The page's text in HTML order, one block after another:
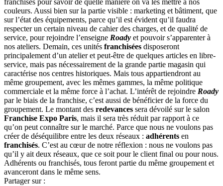
franchisés pour savoir de quelle manière on va les mettre à nos
couleurs. Aussi bien sur la partie visible : marketing et bâtiment, que
sur l’état des équipements, parce qu’il est évident qu’il faudra
respecter un certain niveau de cahier des charges, et de qualité de
service, pour rejoindre l’enseigne Roady et pouvoir s’apparenter à
nos ateliers. Demain, ces unités franchisées disposeront
principalement d’un atelier et peut-être de quelques articles en libre-
service, mais pas nécessairement de la grande partie magasin qui
caractérise nos centres historiques. Mais tous appartiendront au
même groupement, avec les mêmes gammes, la même politique
commerciale et la même force à l’achat. L’intérêt de rejoindre Roady
par le biais de la franchise, c’est aussi de bénéficier de la force du
groupement. Le montant des redevances sera dévoilé sur le salon
Franchise Expo Paris, mais il sera très réduit par rapport à ce
qu’on peut connaître sur le marché. Parce que nous ne voulons pas
créer de déséquilibre entre les deux réseaux : adhérents en
franchisés. C’est au cœur de notre réflexion : nous ne voulons pas
qu’il y ait deux réseaux, que ce soit pour le client final ou pour nous.
Adhérents ou franchisés, tous feront partie du même groupement et
avanceront dans le même sens.
Partager sur :